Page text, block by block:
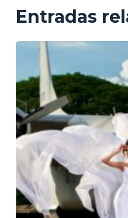
Entradas